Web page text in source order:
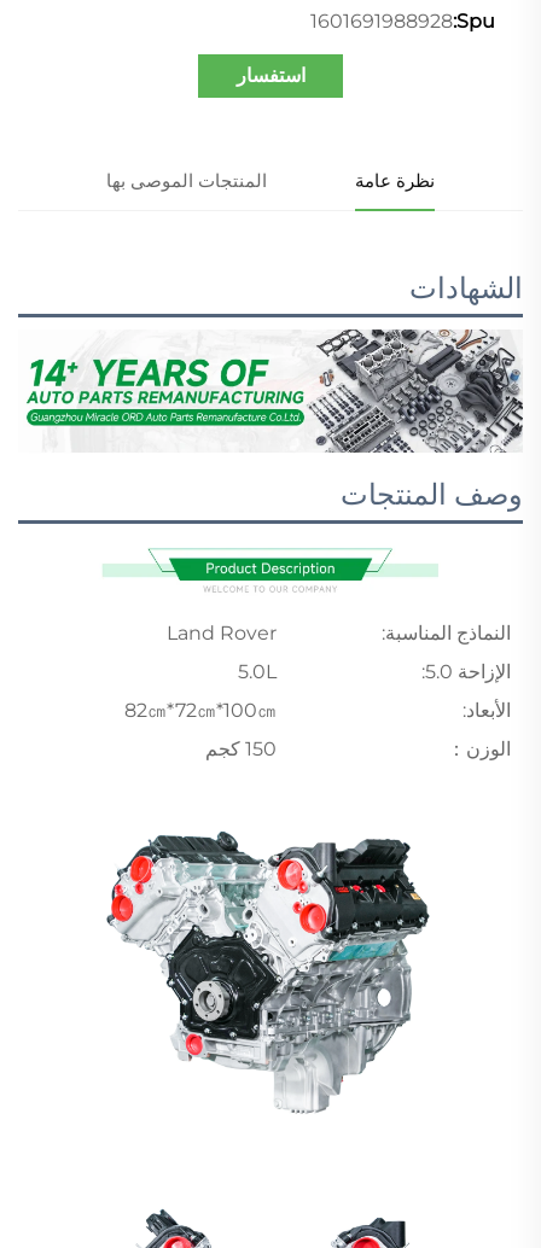
Spu:
1601691988928
استفسار
نظرة عامة المنتجات الموصى بها
الشهادات
وصف المنتجات
النماذج المناسبة:
Land Rover
الإزاحة 5.0:
5.0L
الأبعاد:
82㎝*72㎝*100㎝
الوزن：
150 كجم